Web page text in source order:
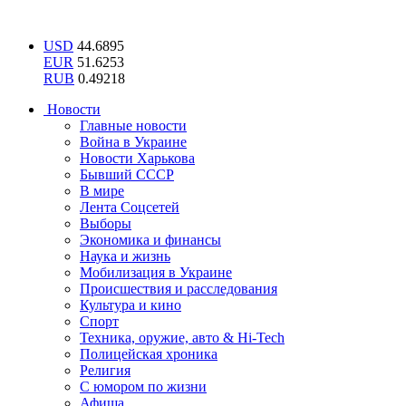
USD 44.6895
EUR 51.6253
RUB 0.49218
Новости
Главные новости
Война в Украине
Новости Харькова
Бывший СССР
В мире
Лента Соцсетей
Выборы
Экономика и финансы
Наука и жизнь
Мобилизация в Украине
Происшествия и расследования
Культура и кино
Спорт
Техника, оружие, авто & Hi-Tech
Полицейская хроника
Религия
С юмором по жизни
Афиша